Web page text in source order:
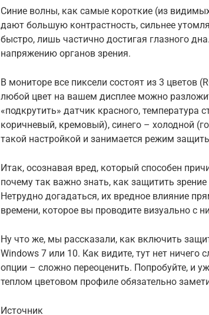
Синие волны, как самые короткие (из
дают большую контрастность, сильнее
быстро, лишь частично достигая глазного
напряжению органов зрения.
В мониторе все пиксели состоят из 3 цветов
любой цвет на вашем дисплее можно
«подкрутить» датчик красного, температура
коричневый, кремовый), синего – холодной
такой настройкой и занимается режим
Итак, осознавая вред, который способен
почему так важно знать, как защитить
Нетрудно догадаться, их вредное влияние
времени, которое вы проводите визуально с
Ну что же, мы рассказали, как включить
Windows 7 или 10. Как видите, тут нет ничего
опции – сложно переоценить. Попробуйте, и
теплом цветовом профиле обязательно
Источник